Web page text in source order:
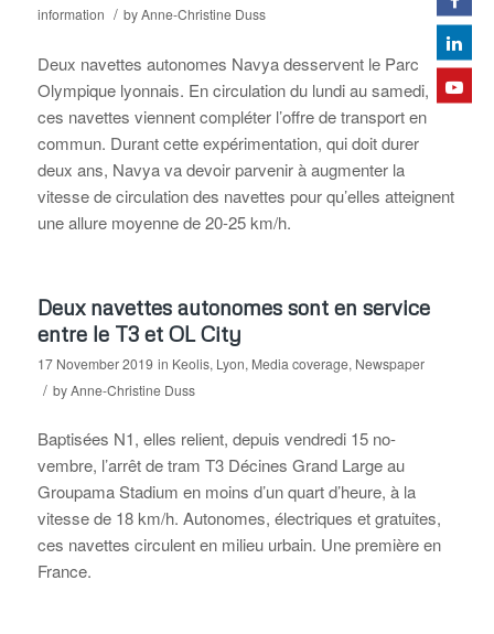
information / byAnne-Christine Duss
Deux navettes autonomes Navya desservent le Parc
Olympique lyonnais. En circulation du lundi au samedi,
ces navettes viennent compléter l’offre de transport en
commun. Durant cette expérimentation, qui doit durer
deux ans, Navya va devoir parvenir à augmenter la
vitesse de circulation des navettes pour qu’elles atteignent
une allure moyenne de 20-25 km/h.
Deux navettes autonomes sont en service
entre le T3 et OL City
17 November 2019 in Keolis, Lyon, Media coverage, Newspaper
/ byAnne-Christine Duss
Baptisées N1, elles relient, depuis vendredi 15 no-
vembre, l’arrêt de tram T3 Décines Grand Large au
Groupama Stadium en moins d’un quart d’heure, à la
vitesse de 18 km/h. Autonomes, électriques et gratuites,
ces navettes circulent en milieu urbain. Une première en
France.